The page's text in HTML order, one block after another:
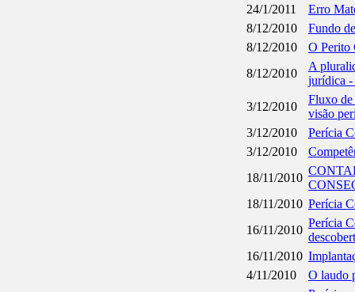
24/1/2011
Erro
8/12/2010
Fundo
8/12/2010
O Perito
8/12/2010
A
jurídica -
3/12/2010
Fluxo de
visão
3/12/2010
Perícia
3/12/2010
18/11/2010
18/11/2010 Perícia
16/11/2010
Perícia
16/11/2010
4/11/2010
O laudo